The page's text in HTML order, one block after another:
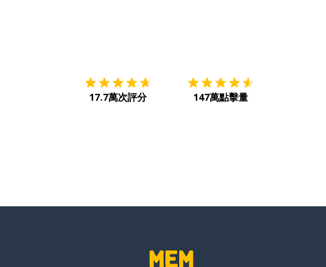
17.7萬次評分 147萬點擊量